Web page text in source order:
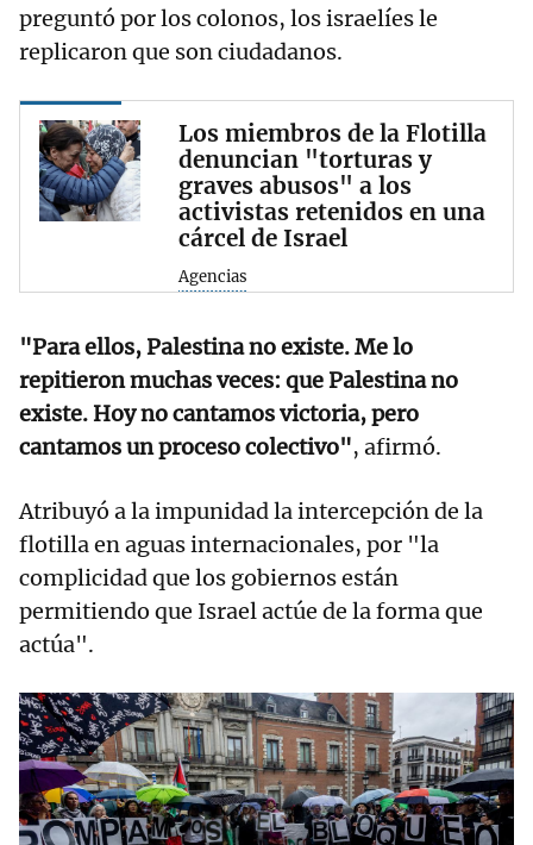
preguntó por los colonos, los israelíes le
replicaron que son ciudadanos.
Los miembros de la Flotilla
denuncian "torturas y
graves abusos" a los
activistas retenidos en una
cárcel de Israel
Agencias
"Para ellos, Palestina no existe. Me lo
repitieron muchas veces: que Palestina no
existe. Hoy no cantamos victoria, pero
cantamos un proceso colectivo", afirmó.
Atribuyó a la impunidad la intercepción de la
flotilla en aguas internacionales, por "la
complicidad que los gobiernos están
permitiendo que Israel actúe de la forma que
actúa".